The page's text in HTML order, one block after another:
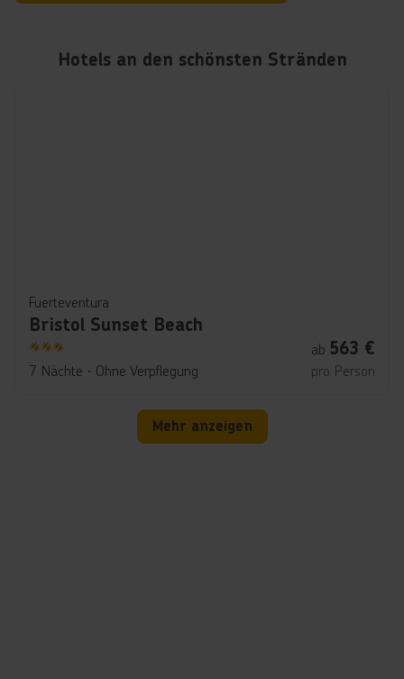
Hotels an den schönsten Stränden
Fuerteventura
Bristol Sunset Beach
3
7 Nächte ∙ Ohne Verpflegung
ab 563 €
pro Person
Mehr anzeigen